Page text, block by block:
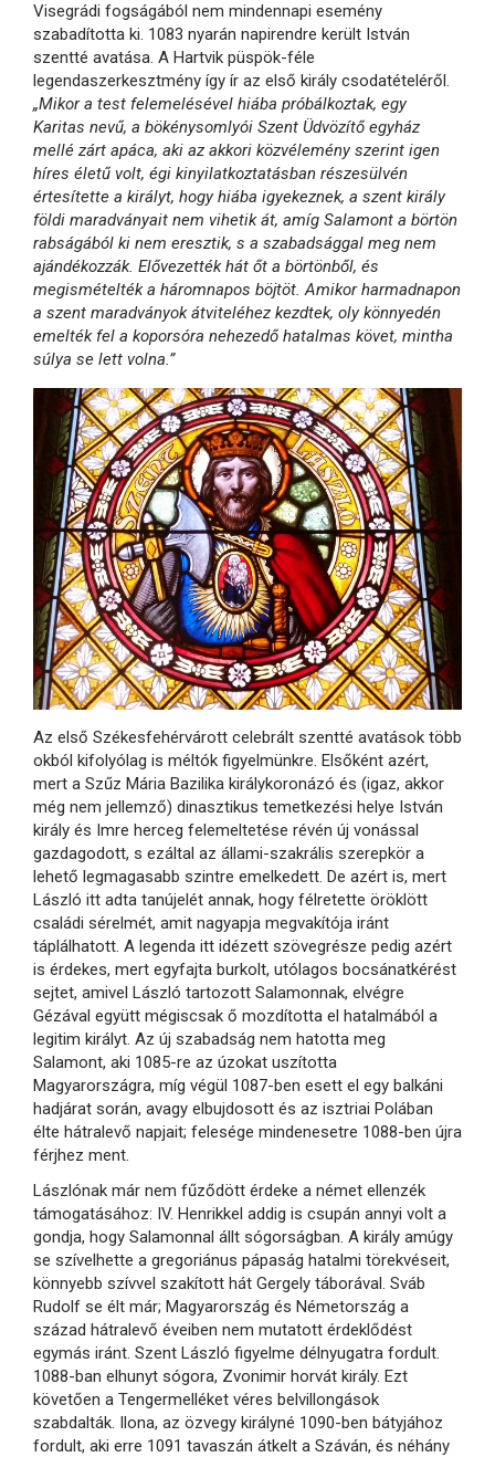
Visegrádi fogságából nem mindennapi esemény
szabadította ki. 1083 nyarán napirendre került István
szentté avatása. A Hartvik püspök-féle
legendaszerkesztmény így ír az első király csodatételéről.
„Mikor a test felemelésével hiába próbálkoztak, egy
Karitas nevű, a bökénysomlyói Szent Üdvözítő egyház
mellé zárt apáca, aki az akkori közvélemény szerint igen
híres életű volt, égi kinyilatkoztatásban részesülvén
értesítette a királyt, hogy hiába igyekeznek, a szent király
földi maradványait nem vihetik át, amíg Salamont a börtön
rabságából ki nem eresztik, s a szabadsággal meg nem
ajándékozzák. Elővezették hát őt a börtönből, és
megismételték a háromnapos böjtöt. Amikor harmadnapon
a szent maradványok átviteléhez kezdtek, oly könnyedén
emelték fel a koporsóra nehezedő hatalmas követ, mintha
súlya se lett volna.”
Az első Székesfehérvárott celebrált szentté avatások több
okból kifolyólag is méltók figyelmünkre. Elsőként azért,
mert a Szűz Mária Bazilika királykoronázó és (igaz, akkor
még nem jellemző) dinasztikus temetkezési helye István
király és Imre herceg felemeltetése révén új vonással
gazdagodott, s ezáltal az állami-szakrális szerepkör a
lehető legmagasabb szintre emelkedett. De azért is, mert
László itt adta tanújelét annak, hogy félretette öröklött
családi sérelmét, amit nagyapja megvakítója iránt
táplálhatott. A legenda itt idézett szövegrésze pedig azért
is érdekes, mert egyfajta burkolt, utólagos bocsánatkérést
sejtet, amivel László tartozott Salamonnak, elvégre
Gézával együtt mégiscsak ő mozdította el hatalmából a
legitim királyt. Az új szabadság nem hatotta meg
Salamont, aki 1085-re az úzokat uszította
Magyarországra, míg végül 1087-ben esett el egy balkáni
hadjárat során, avagy elbujdosott és az isztriai Polában
élte hátralevő napjait; felesége mindenesetre 1088-ben újra
férjhez ment.
Lászlónak már nem fűződött érdeke a német ellenzék
támogatásához: IV. Henrikkel addig is csupán annyi volt a
gondja, hogy Salamonnal állt sógorságban. A király amúgy
se szívelhette a gregoriánus pápaság hatalmi törekvéseit,
könnyebb szívvel szakított hát Gergely táborával. Sváb
Rudolf se élt már; Magyarország és Németország a
század hátralevő éveiben nem mutatott érdeklődést
egymás iránt. Szent László figyelme délnyugatra fordult.
1088-ban elhunyt sógora, Zvonimir horvát király. Ezt
követően a Tengermelléket véres belvillongások
szabdalták. Ilona, az özvegy királyné 1090-ben bátyjához
fordult, aki erre 1091 tavaszán átkelt a Száván, és néhány